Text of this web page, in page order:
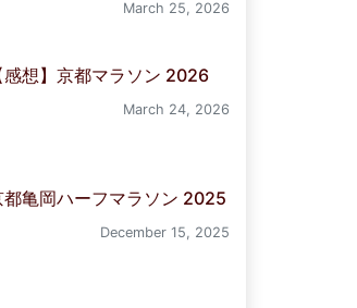
March 25, 2026
感想】京都マラソン 2026
March 24, 2026
都亀岡ハーフマラソン 2025
December 15, 2025